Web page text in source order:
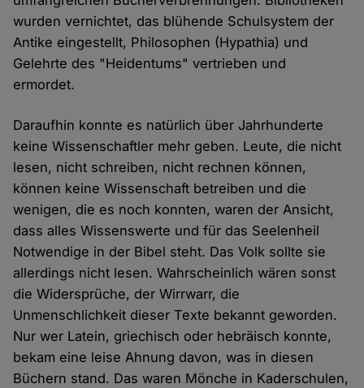
wurden vernichtet, das blühende Schulsystem der
Antike eingestellt, Philosophen (Hypathia) und
Gelehrte des "Heidentums" vertrieben und
ermordet.
Daraufhin konnte es natürlich über Jahrhunderte
keine Wissenschaftler mehr geben. Leute, die nicht
lesen, nicht schreiben, nicht rechnen können,
können keine Wissenschaft betreiben und die
wenigen, die es noch konnten, waren der Ansicht,
dass alles Wissenswerte und für das Seelenheil
Notwendige in der Bibel steht. Das Volk sollte sie
allerdings nicht lesen. Wahrscheinlich wären sonst
die Widersprüche, der Wirrwarr, die
Unmenschlichkeit dieser Texte bekannt geworden.
Nur wer Latein, griechisch oder hebräisch konnte,
bekam eine leise Ahnung davon, was in diesen
Büchern stand. Das waren Mönche in Kaderschulen,